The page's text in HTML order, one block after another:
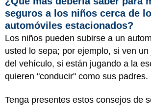
seguros a los niños cerca de
automóviles estacionados?
Los niños pueden subirse a un
usted lo sepa; por ejemplo, si ven
del vehículo, si están jugando a la
quieren "conducir" como sus padres.
Tenga presentes estos consejos de